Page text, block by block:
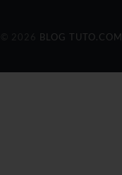
BLOG TUTO.COM